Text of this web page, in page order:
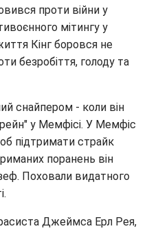
проти війни у
мітингу у
Кінг боровся не
безробіття, голоду та
снайпером - коли він
у Мемфісі. У Мемфіс
підтримати страйк
поранень він
Поховали видатного
Джеймса Ерл Рея,